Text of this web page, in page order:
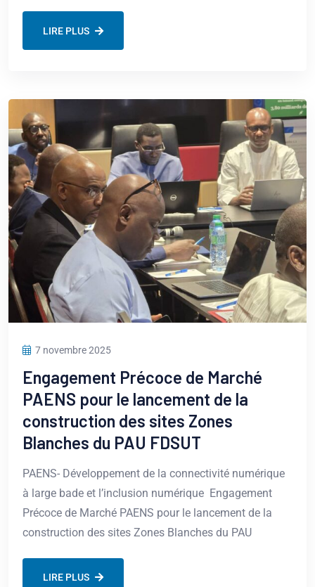
LIRE PLUS
7 novembre 2025
Engagement Précoce de Marché
PAENS pour le lancement de la
construction des sites Zones
Blanches du PAU FDSUT
PAENS- Développement de la connectivité numérique
à large bade et l’inclusion numérique Engagement
Précoce de Marché PAENS pour le lancement de la
construction des sites Zones Blanches du PAU
LIRE PLUS